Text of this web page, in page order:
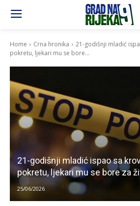
Home Crna hronika
21-godišnji mladić
pokretu, ljekari mu se bore...
21-godišnji mladić ispao sa
pokretu, ljekari mu se bore za
25/06/2026